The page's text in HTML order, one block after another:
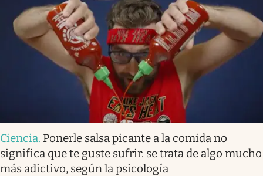
Ciencia. Ponerle salsa picante a la comida no
significa que te guste sufrir: se trata de algo mucho
más adictivo, según la psicología